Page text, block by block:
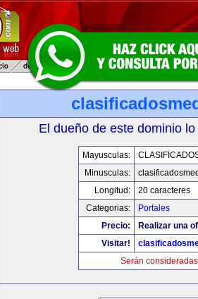
El dueño de este dominio
Mayusculas:
Minusculas:
Longitud:
20 caracteres
Categorias:
Portales
Precio:
Realizar una
Visitar!
Serán